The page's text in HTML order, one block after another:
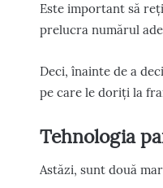
Este important să
prelucra numărul
Deci, înainte de a
pe care le doriți la
Tehnologia
Astăzi, sunt două